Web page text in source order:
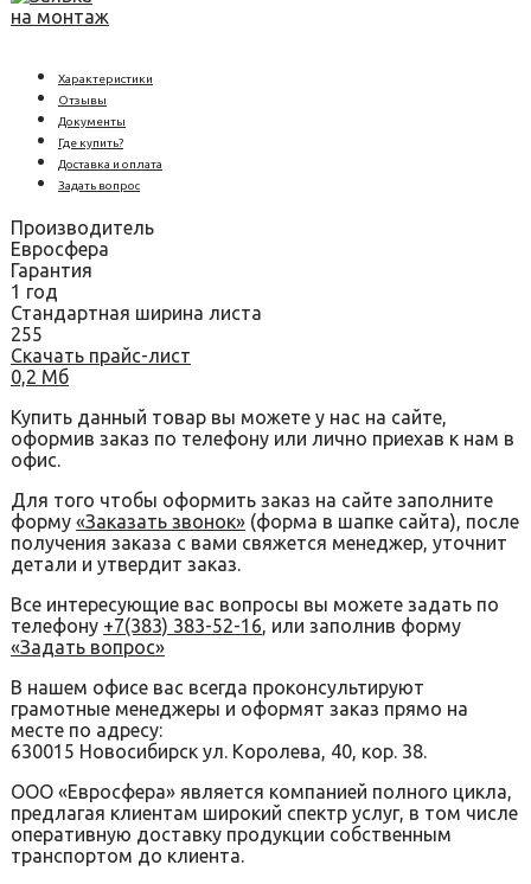
на монтаж
Характеристики
Отзывы
Документы
Где купить?
Доставка и оплата
Задать вопрос
Производитель
Евросфера
Гарантия
1 год
Стандартная ширина листа
255
Скачать прайс-лист
0,2 Мб
Купить данный товар вы можете у нас на сайте,
оформив заказ по телефону или лично приехав к нам в
офис.
Для того чтобы оформить заказ на сайте заполните
форму «Заказать звонок» (форма в шапке сайта), после
получения заказа с вами свяжется менеджер, уточнит
детали и утвердит заказ.
Все интересующие вас вопросы вы можете задать по
телефону +7(383) 383-52-16, или заполнив форму
«Задать вопрос»
В нашем офисе вас всегда проконсультируют
грамотные менеджеры и оформят заказ прямо на
месте по адресу:
630015 Новосибирск ул. Королева, 40, кор. 38.
ООО «Евросфера» является компанией полного цикла,
предлагая клиентам широкий спектр услуг, в том числе
оперативную доставку продукции собственным
транспортом до клиента.